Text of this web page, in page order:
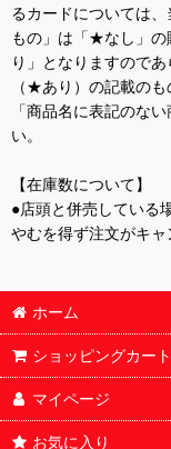
るカードについては
もの」は「★なし」
り」となりますので
（★あり）の記載の
「商品名に表記のな
い。
【在庫数について】
●店頭と併売している
やむを得ず注文がキャ
ホーム
ショッピングカート
マイページ
お気に入り